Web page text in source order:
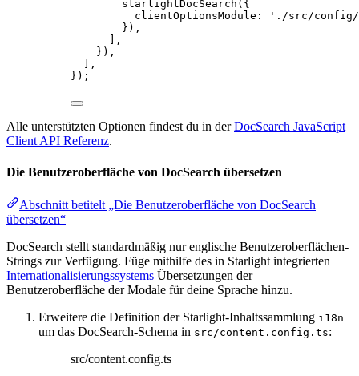
starlightDocSearch ({
clientOptionsModule:
' ./src/config/
}),
],
}),
],
});
Alle unterstützten Optionen findest du in derDocSearch JavaScript
Client API Referenz.
Die Benutzeroberfläche von DocSearch übersetzen
Abschnitt betitelt „Die Benutzeroberfläche von DocSearch
übersetzen“
DocSearch stellt standardmäßig nur englische Benutzeroberflächen-
Strings zur Verfügung. Füge mithilfe des in Starlight integrierten
Internationalisierungs­systems Übersetzungen der
Benutzeroberfläche der Modale für deine Sprache hinzu.
Erweitere die Definition der Starlight-Inhaltssammlung i18n
um das DocSearch-Schema in src/content.config.ts:
src/content.config.ts